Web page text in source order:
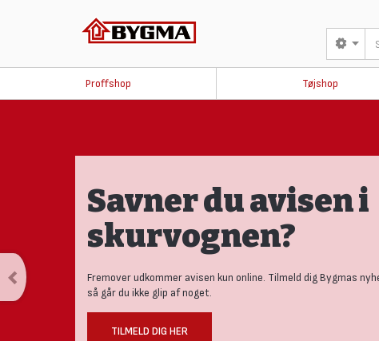
Proffshop Tøjshop
Savner du avisen i
skurvognen?
Fremover udkommer avisen kun online. Tilmeld dig Bygmas
så går du ikke glip af noget.
TILMELD DIG HER